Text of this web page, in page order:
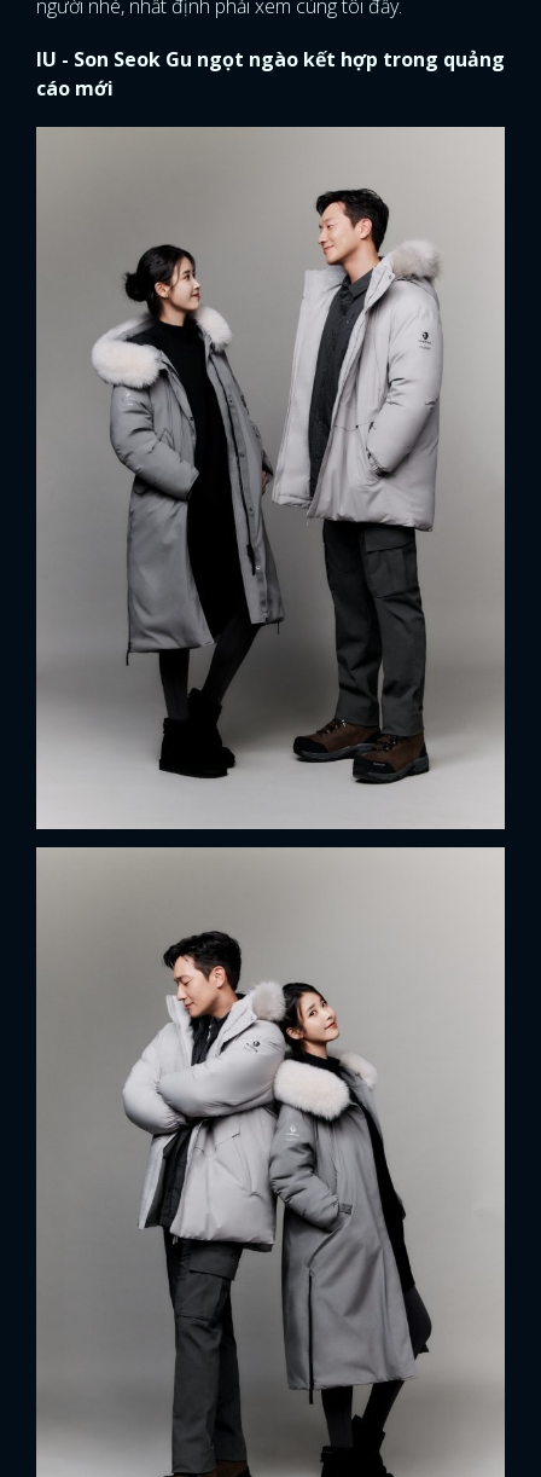
FACEBOOK GOOGLE
người nhé, nhất định phải xem cùng tôi đấy.
IU - Son Seok Gu ngọt ngào kết hợp trong quảng
cáo mới